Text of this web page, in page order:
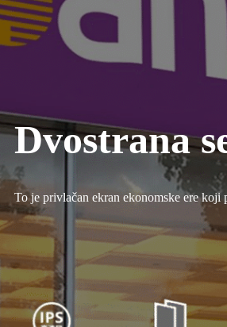
Dvostrana
To je privlačan ekran ekonomske ere koji